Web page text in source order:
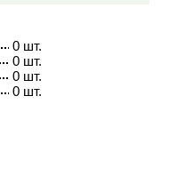
0 шт.
0 шт.
0 шт.
0 шт.